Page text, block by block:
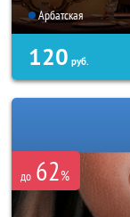
Арбатская
120 руб.
до 62%